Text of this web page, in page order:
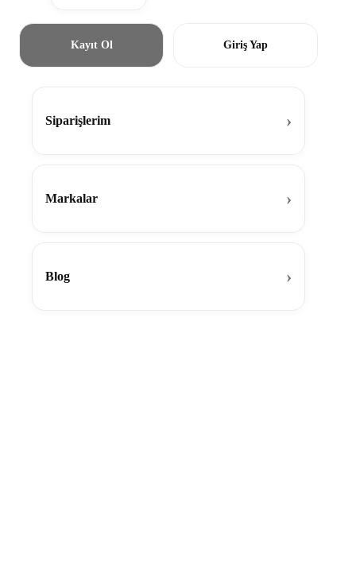
Kayıt Ol Giriş Yap
Siparişlerim
Markalar
Blog